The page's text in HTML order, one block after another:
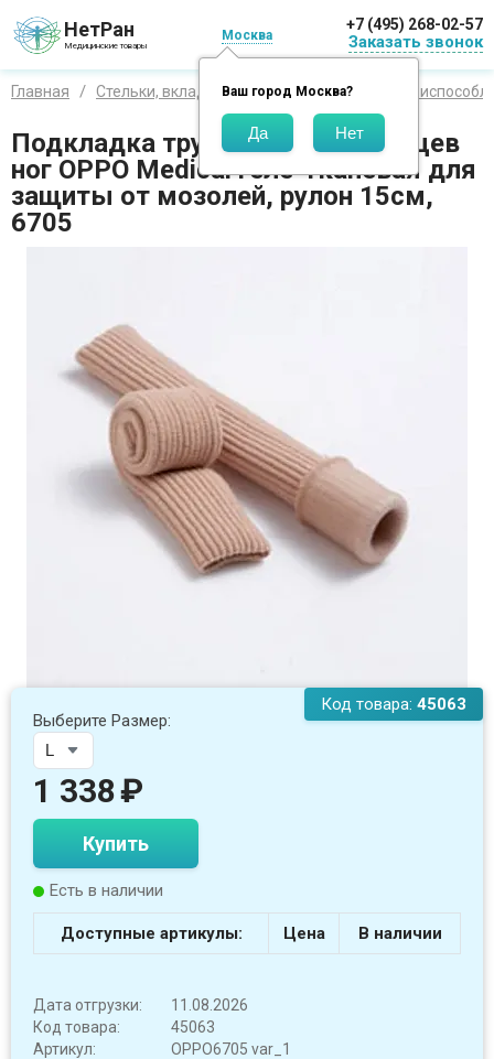
НетРан
Медицинские товары
Москва
Ваш город Москва?
+7 (495) 268-02-57
Заказать звонок
Главная Стельки, вкладыши и приспособления
Подкладка трубчатая для пальцев
ног OPPO Medical геле-тканевая для
защиты от мозолей, рулон 15см,
6705
Код товара: 45063
Выберите Размер:
1 338₽
Купить
Есть в наличии
Доступные артикулы: Цена В наличии
Дата отгрузки:
11.08.2026
Код товара:
45063
Артикул:
OPPO6705 var_1